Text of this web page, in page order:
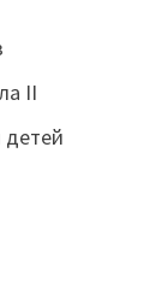
II
детей